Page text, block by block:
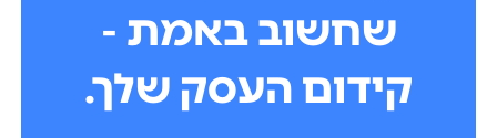
שחשוב באמת -
קידום העסק שלך.